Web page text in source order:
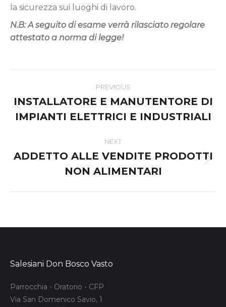
la sicurezza sui luoghi di lavoro.
N.B: A seguito di esame verrà rilasciato regolare
attestato a norma di legge!
navigation
PREVIOUS
post:
INSTALLATORE E MANUTENTORE DI
IMPIANTI ELETTRICI E INDUSTRIALI
NEXT
post:
ADDETTO ALLE VENDITE PRODOTTI
NON ALIMENTARI
Salesiani Don Bosco Vasto
Parrocchia - Oratorio - CFP
Via San Domenico Savio, 1